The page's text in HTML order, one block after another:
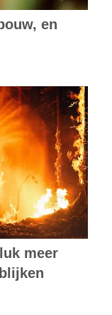
en
meer